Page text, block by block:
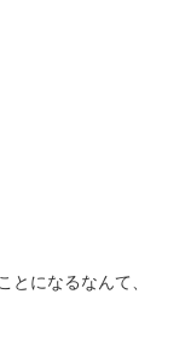
とになるなんて、